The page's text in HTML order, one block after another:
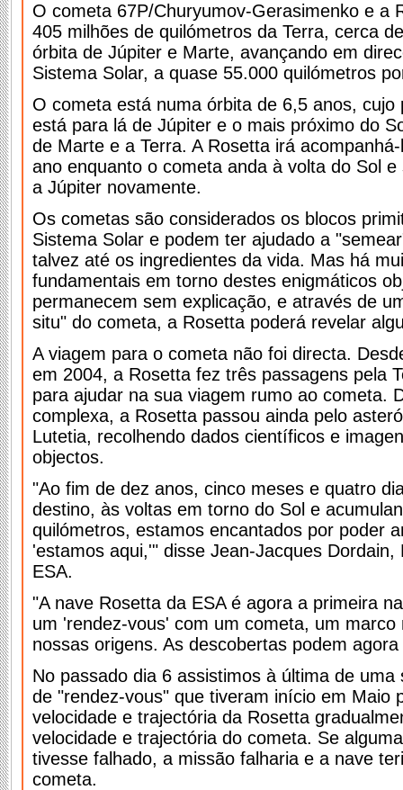
O cometa 67P/Churyumov-Gerasimenko e a
405 milhões de quilómetros da Terra, cerca
órbita de Júpiter e Marte, avançando em
Sistema Solar, a quase 55.000 quilómetros
O cometa está numa órbita de 6,5 anos, cujo
está para lá de Júpiter e o mais próximo do
de Marte e a Terra. A Rosetta irá
ano enquanto o cometa anda à volta do Sol
a Júpiter novamente.
Os cometas são considerados os blocos
Sistema Solar e podem ter ajudado a
talvez até os ingredientes da vida. Mas há
fundamentais em torno destes enigmáticos
permanecem sem explicação, e através de
situ" do cometa, a Rosetta poderá revelar
A viagem para o cometa não foi directa.
em 2004, a Rosetta fez três passagens pela
para ajudar na sua viagem rumo ao cometa.
complexa, a Rosetta passou ainda pelo
Lutetia, recolhendo dados científicos e
objectos.
"Ao fim de dez anos, cinco meses e quatro
destino, às voltas em torno do Sol e
quilómetros, estamos encantados por poder
'estamos aqui,'" disse Jean-Jacques Dordain,
ESA.
"A nave Rosetta da ESA é agora a primeira
um 'rendez-vous' com um cometa, um marco
nossas origens. As descobertas podem
No passado dia 6 assistimos à última de
de "rendez-vous" que tiveram início em Maio
velocidade e trajectória da Rosetta
velocidade e trajectória do cometa. Se
tivesse falhado, a missão falharia e a nave
cometa.